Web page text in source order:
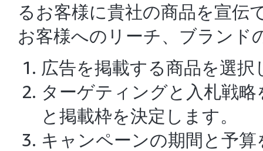
るお客様に貴社の商品を宣伝
お客様へのリーチ、ブランド
広告を掲載する商品を選択
ターゲティングと入札戦
と掲載枠を決定します。
キャンペーンの期間と予